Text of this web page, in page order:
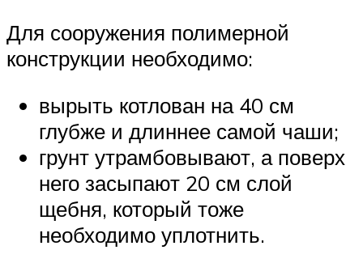
Для сооружения полимерной
конструкции необходимо:
вырыть котлован на 40 см
глубже и длиннее самой чаши;
грунт утрамбовывают, а поверх
него засыпают 20 см слой
щебня, который тоже
необходимо уплотнить.